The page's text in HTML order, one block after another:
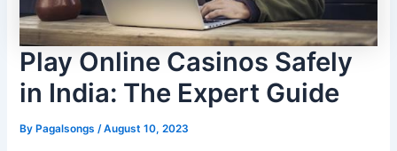
Play Online Casinos Safely
in India: The Expert Guide
By Pagalsongs/August 10, 2023